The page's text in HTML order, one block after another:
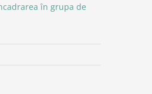
în grupa de